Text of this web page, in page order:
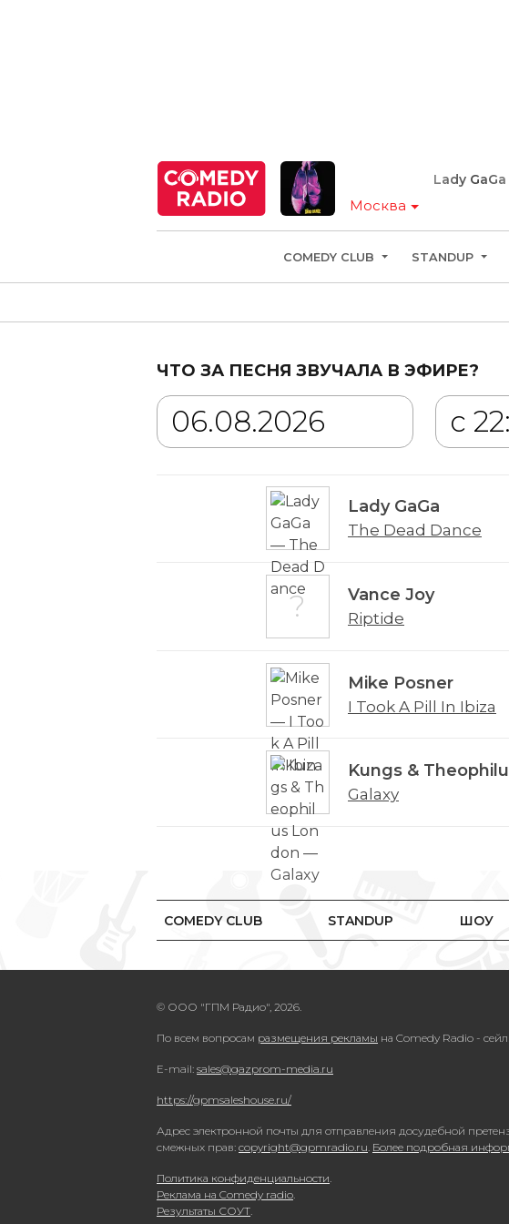
Москва
Lady GaGa
COMEDY CLUB STANDUP
ЧТО ЗА ПЕСНЯ ЗВУЧАЛА В ЭФИРЕ?
Lady GaGa
The Dead Dance
Vance Joy
Riptide
Mike Posner
I Took A Pill In Ibiza
Kungs &
Galaxy
COMEDY CLUB STANDUP ШОУ
© ООО "ГПМ Радио", 2026.
По всем вопросам размещения рекламы на Comedy Radio -
E-mail: sales@gazprom-media.ru
https://gpmsaleshouse.ru/
Адрес электронной почты для отправления досудебной
смежных прав: copyright@gpmradio.ru. Более подробная
Политика конфиденциальности.
Реклама на Comedy radio.
Результаты СОУТ.